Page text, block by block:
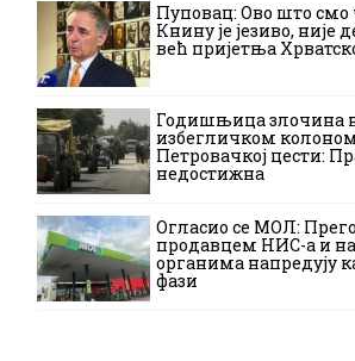
Пуповац: Ово што смо
Книну је језиво, није
већ пријетња
Годишњица злочина
избегличком
Петровачкој цести:
недостижна
Огласио се МОЛ:
продавцем НИС-а и
органима напредују
фази